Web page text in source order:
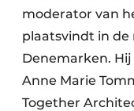
moderator van
plaatsvindt in de
Denemarken.
Anne Marie
Together